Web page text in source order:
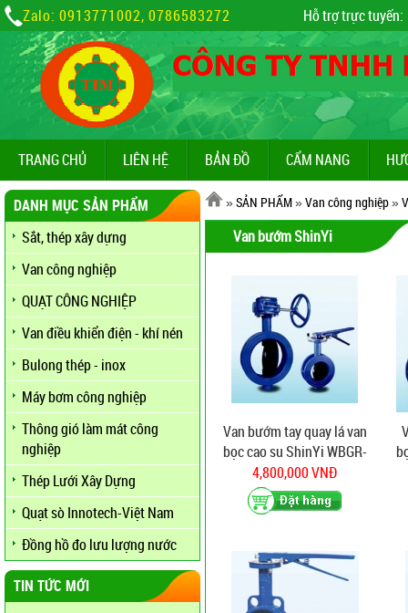
Zalo: 0913771002, 0786583272 Hỗ trợ trực tuyến:
TRANG CHỦ LIÊN HỆ BẢN ĐỒ CẨM NANG
DANH MỤC SẢN PHẨM
Sắt, thép xây dựng
Van công nghiệp
QUẠT CÔNG NGHIỆP
Van điều khiển điện - khí nén
Bulong thép - inox
Máy bơm công nghiệp
Thông gió làm mát công
nghiệp
Thép Lưới Xây Dựng
Quạt sò Innotech-Việt Nam
Đồng hồ đo lưu lượng nước
TIN TỨC MỚI
»SẢN PHẨM»Van công nghiệp»
Van bướm ShinYi
Van bướm tay quay lá van
bọc cao su ShinYi WBGR-
0250
4,800,000 VNĐ